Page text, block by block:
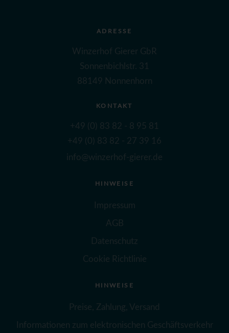
ADRESSE
Winzerhof Gierer GbR
Sonnenbichlstr. 31
88149 Nonnenhorn
KONTAKT
+49 (0) 83 82 - 8 95 81
+49 (0) 83 82 - 27 39 16
info@winzerhof-gierer.de
HINWEISE
Impressum
AGB
Datenschutz
Cookie Richtlinie
HINWEISE
Preise, Zahlung, Versand
Informationen zum elektronischen Geschäftsverkehr